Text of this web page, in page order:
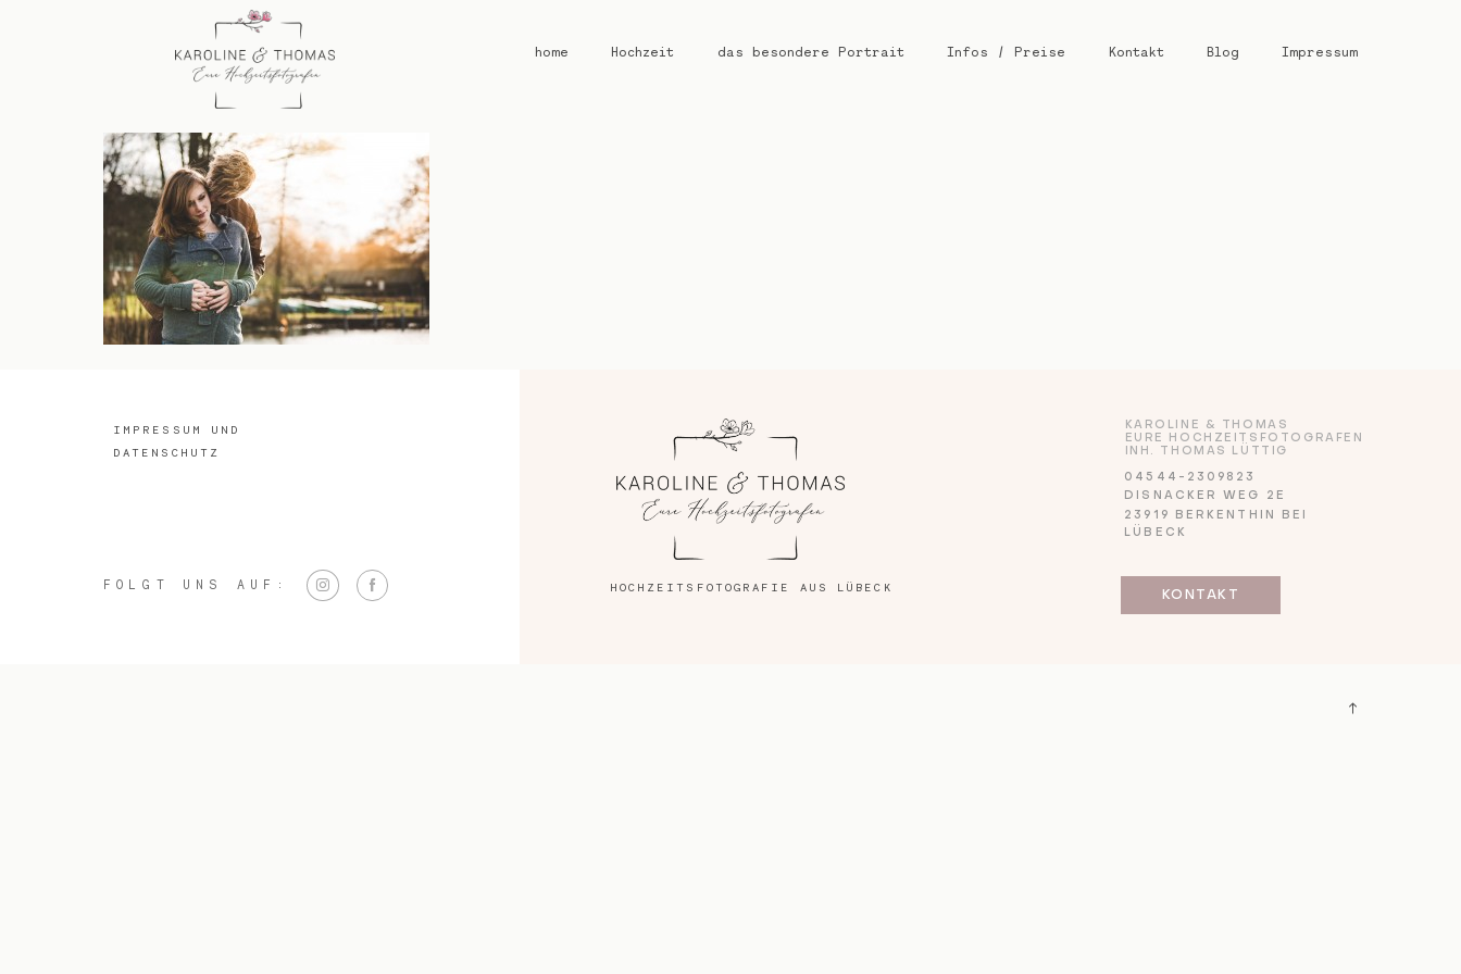
home Hochzeit das besondere Portrait Infos / Preise Kontakt Blog Impressum
KAROLINE & THOMAS
EURE HOCHZEITSFOTOGRAFEN
INH. THOMAS LÜTTIG
IMPRESSUM UND
DATENSCHUTZ
04544-2309823
DISNACKER WEG 2E
23919 BERKENTHIN BEI
LÜBECK
FOLGT UNS AUF: HOCHZEITSFOTOGRAFIE AUS LÜBECK
KONTAKT
Kontakt
Blog
Impressum